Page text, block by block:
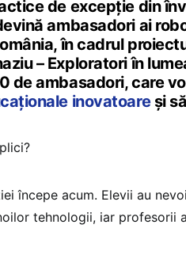
de excepție din
ambasadori ai
în cadrul
– Exploratori în
de ambasadori, care
inovatoareși
începe acum. Elevii au
tehnologii, iar profesorii